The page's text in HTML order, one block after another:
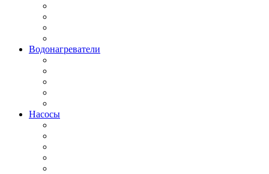
Водонагреватели
Насосы